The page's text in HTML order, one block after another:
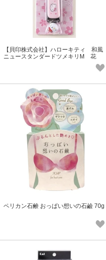
【貝印株式会社】ハローキティ 和風
ニュースタンダードツメキリM 花
ペリカン石鹸 おっぱい想いの石鹼 70g